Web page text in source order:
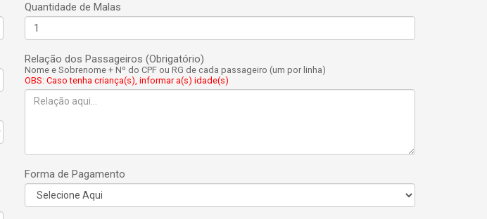
Quantidade de Malas
Relação dos Passageiros (Obrigatório)
Nome e Sobrenome + Nº do CPF ou RG de cada passageiro (um por linha)
OBS: Caso tenha criança(s), informar a(s) idade(s)
Forma de Pagamento